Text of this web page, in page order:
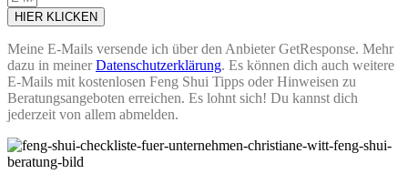
HIER KLICKEN
Meine E-Mails versende ich über den Anbieter GetResponse. Mehr
dazu in meinerDatenschutzerklärung. Es können dich auch weitere
E-Mails mit kostenlosen Feng Shui Tipps oder Hinweisen zu
Beratungsangeboten erreichen. Es lohnt sich! Du kannst dich
jederzeit von allem abmelden.